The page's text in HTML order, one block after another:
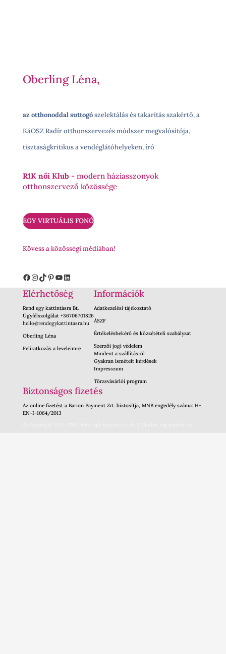
Oberling Léna,
az otthonoddal suttogószelektálás és takarítás szakértő, a
KáOSZ Radír otthonszervezés módszer megvalósítója,
tisztaságkritikus a vendéglátóhelyeken, író
R1K női Klub - modern háziasszonyok
otthonszervező közössége
EGY VIRTUÁLIS FONÓ
Kövess a közösségi médiában!
Facebook
Instagram
TikTok
Pinterest
YouTube
LinkedIn
Elérhetőség
Rend egy kattintásra Bt.
Ügyfélszolgálat +36706701826
hello@rendegykattintasra.hu
Oberling Léna
Feliratkozás a leveleimre
Információk
Adatkezelési tájékoztató
ÁSZF
Értékelésbekérő és közzétételi szabályzat
Szerzői jogi védelem
Mindent a szállításról
Gyakran ismételt kérdések
Impresszum
Törzsvásárlói program
Biztonságos fizetés
Az online fizetést a Barion Payment Zrt. biztosítja, MNB engedély száma: H-
EN-I-1064/2013